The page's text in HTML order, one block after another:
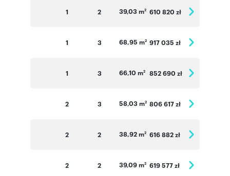
1 2 39,03 m2 610 820 zł
1 3 68,95 m2 917 035 zł
1 3 66,10 m2 852 690 zł
2 3 58,03 m2 806 617 zł
2 2 38,92 m2 616 882 zł
2 2 39,09 m2 619 577 zł